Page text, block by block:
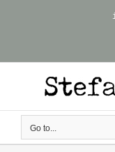
Go to...